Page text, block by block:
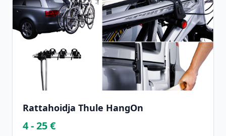
Rattahoidja Thule HangOn
4 - 25 €